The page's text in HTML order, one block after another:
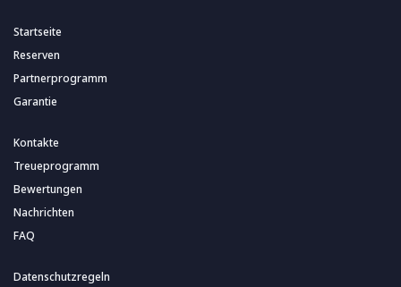
Startseite
Reserven
Partnerprogramm
Garantie
Kontakte
Treueprogramm
Bewertungen
Nachrichten
FAQ
Datenschutzregeln